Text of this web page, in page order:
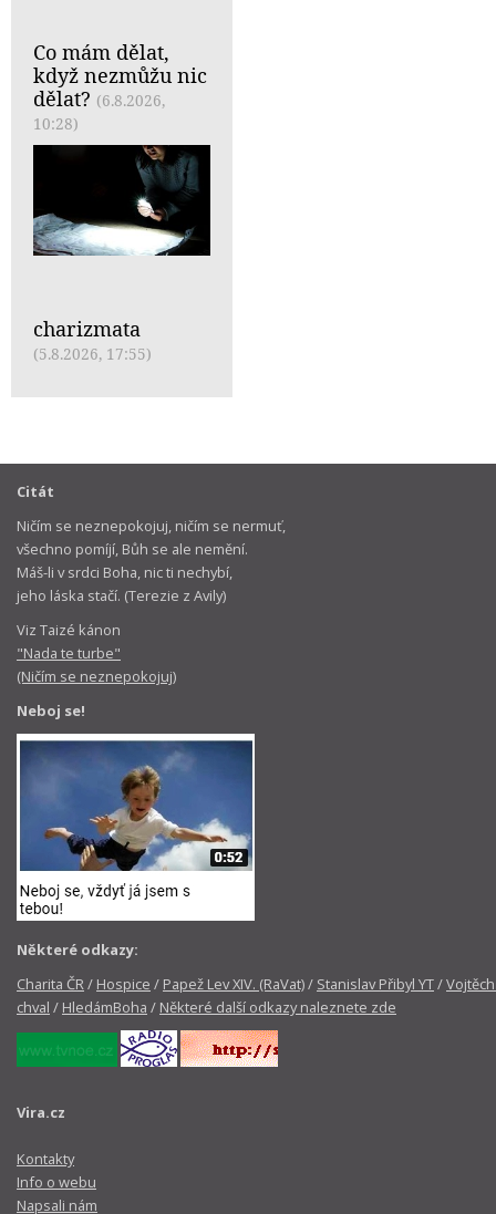
Co mám dělat,
když nezmůžu nic
dělat? (6.8.2026,
10:28)
charizmata
(5.8.2026, 17:55)
Citát
Ničím se neznepokojuj, ničím se nermuť,
všechno pomíjí, Bůh se ale nemění.
Máš-li v srdci Boha, nic ti nechybí,
jeho láska stačí. (Terezie z Avily)
Viz Taizé kánon
"Nada te turbe"
(Ničím se neznepokojuj)
Neboj se!
Některé odkazy:
Charita ČR/ Hospice / Papež Lev XIV. (RaVat)/ Stanislav Přibyl YT/
chval / HledámBoha / Některé další odkazy naleznete zde
Vira.cz
Kontakty
Info o webu
Napsali nám